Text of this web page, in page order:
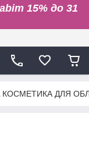
15% до 31
ДЛЯ